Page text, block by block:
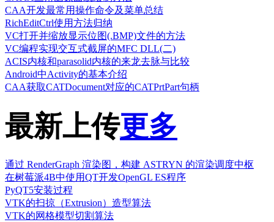
CAA开发最常用操作命令及菜单总结
RichEditCtrl使用方法归纳
VC打开并缩放显示位图(.BMP)文件的方法
VC编程实现交互式截屏的MFC DLL(二)
ACIS内核和parasolid内核的来龙去脉与比较
Android中Activity的基本介绍
CAA获取CATDocument对应的CATPrtPart句柄
最新上传更多
通过 RenderGraph 渲染图，构建 ASTRYN 的渲染调度中枢
在树莓派4B中使用QT开发OpenGL ES程序
PyQT5安装过程
VTK的扫掠（Extrusion）造型算法
VTK的网格模型切割算法